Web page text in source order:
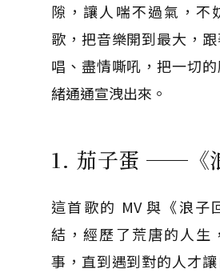
隙，讓人喘不過氣，不
歌，把音樂開到最大，
唱、盡情嘶吼，把一切
緒通通宣洩出來。
1. 茄子蛋 ──《
這首歌的 MV 與《浪子
結，經歷了荒唐的人生
事，直到遇到對的人才